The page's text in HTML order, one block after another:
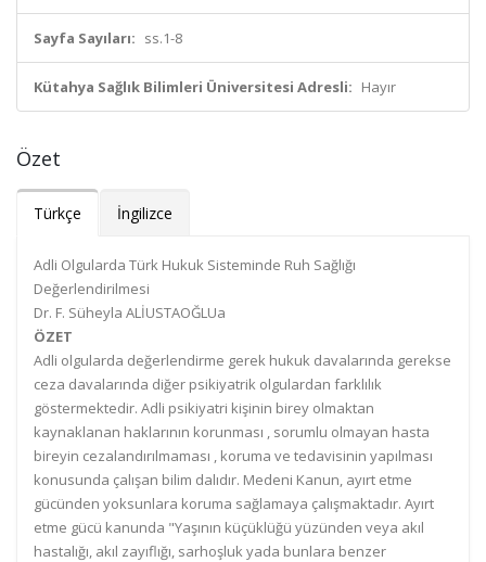
Sayfa Sayıları: ss.1-8
Kütahya Sağlık Bilimleri Üniversitesi Adresli: Hayır
Özet
Türkçe İngilizce
Adli Olgularda Türk Hukuk Sisteminde Ruh Sağlığı
Değerlendirilmesi
Dr. F. Süheyla ALİUSTAOĞLUa
ÖZET
Adli olgularda değerlendirme gerek hukuk davalarında gerekse
ceza davalarında diğer psikiyatrik olgulardan farklılık
göstermektedir. Adli psikiyatri kişinin birey olmaktan
kaynaklanan haklarının korunması , sorumlu olmayan hasta
bireyin cezalandırılmaması , koruma ve tedavisinin yapılması
konusunda çalışan bilim dalıdır. Medeni Kanun, ayırt etme
gücünden yoksunlara koruma sağlamaya çalışmaktadır. Ayırt
etme gücü kanunda "Yaşının küçüklüğü yüzünden veya akıl
hastalığı, akıl zayıflığı, sarhoşluk yada bunlara benzer